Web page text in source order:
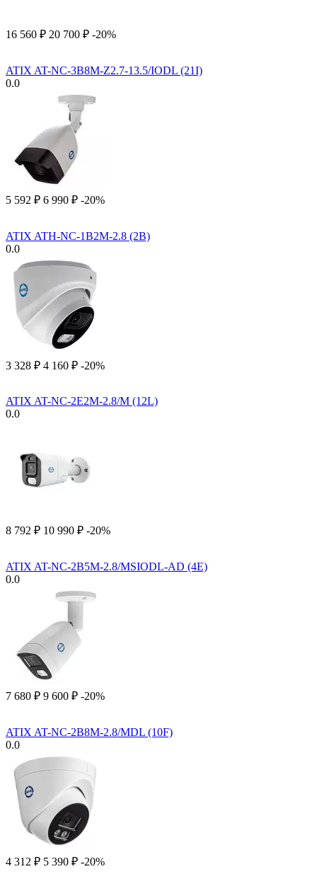
16 560 ₽ 20 700 ₽ -20%
ATIX AT-NC-3B8M-Z2.7-13.5/IODL (21I)
0.0
5 592 ₽ 6 990 ₽ -20%
ATIX ATH-NC-1B2M-2.8 (2B)
0.0
3 328 ₽ 4 160 ₽ -20%
ATIX AT-NC-2E2M-2.8/M (12L)
0.0
8 792 ₽ 10 990 ₽ -20%
ATIX AT-NC-2B5M-2.8/MSIODL-AD (4E)
0.0
7 680 ₽ 9 600 ₽ -20%
ATIX AT-NC-2B8M-2.8/MDL (10F)
0.0
4 312 ₽ 5 390 ₽ -20%